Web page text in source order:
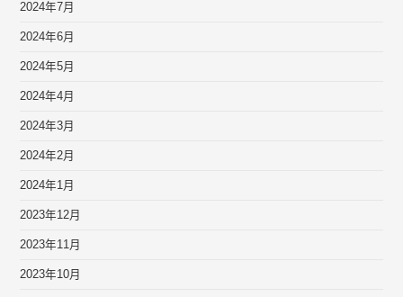
2024年7月
2024年6月
2024年5月
2024年4月
2024年3月
2024年2月
2024年1月
2023年12月
2023年11月
2023年10月